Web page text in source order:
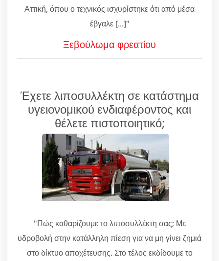
Αττική, όπου ο τεχνικός ισχυρίστηκε ότι από μέσα
έβγαλε [...]"
Ξεβούλωμα φρεατίου
Έχετε λιποσυλλέκτη σε κατάστημα
υγειονομικού ενδιαφέροντος και
θέλετε πιστοποιητικό;
"Πώς καθαρίζουμε το λιποσυλλέκτη σας; Με
υδροβολή στην κατάλληλη πίεση για να μη γίνει ζημιά
στο δίκτυο αποχέτευσης. Στο τέλος εκδίδουμε το